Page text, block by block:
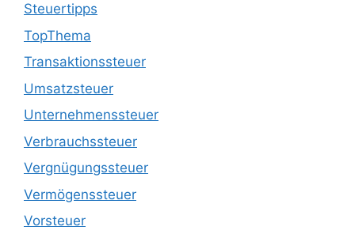
Steuertipps
TopThema
Transaktionssteuer
Umsatzsteuer
Unternehmenssteuer
Verbrauchssteuer
Vergnügungssteuer
Vermögenssteuer
Vorsteuer